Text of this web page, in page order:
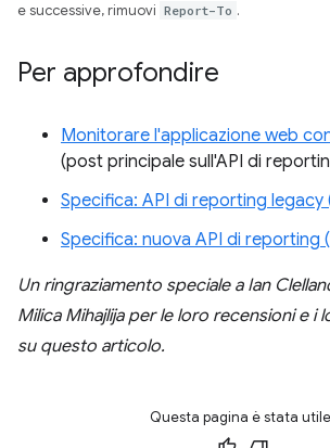
e successive, rimuovi Report-To .
Per approfondire
Monitorare l'applicazione web
(post principale sull'API di
Specifica: API di reporting legacy
Specifica: nuova API di reporting
Un ringraziamento speciale a Ian
Milica Mihajlija per le loro recensioni e i
su questo articolo.
Questa pagina è stata